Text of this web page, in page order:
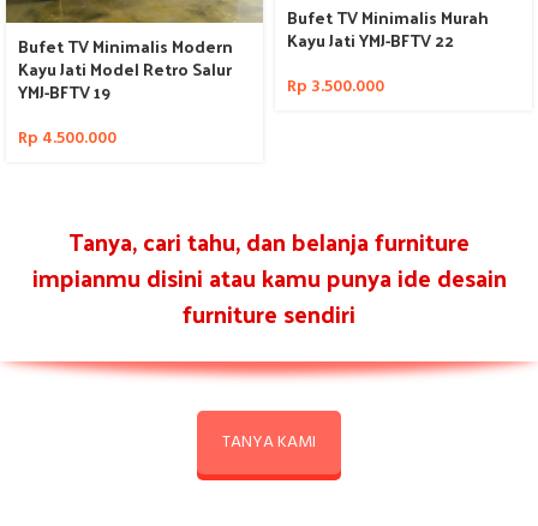
Bufet TV Minimalis Modern
Kayu Jati Model Retro Salur
YMJ-BFTV 19
Rp 4.500.000
Bufet TV Minimalis Murah
Kayu Jati YMJ-BFTV 22
Rp 3.500.000
Tanya, cari tahu, dan belanja furniture
impianmu disini atau kamu punya ide desain
furniture sendiri
TANYA KAMI